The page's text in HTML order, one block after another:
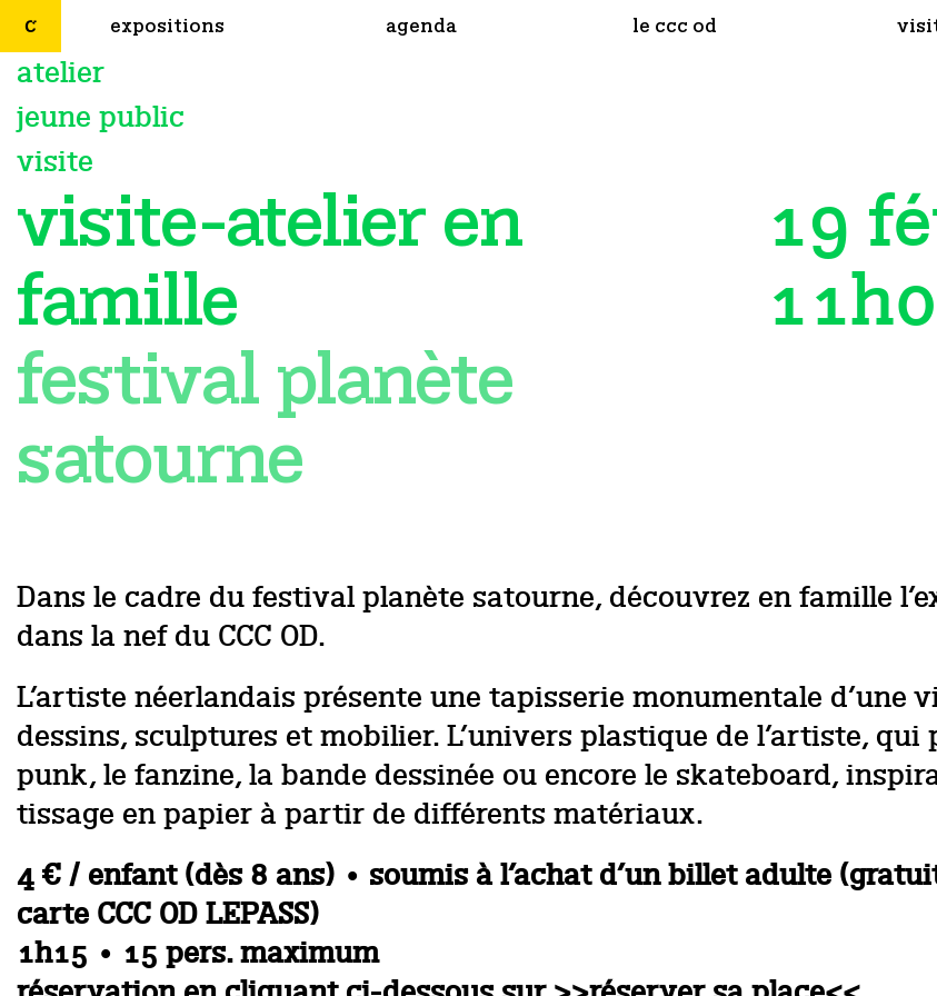
expositions agenda le ccc od
atelier
jeune public
visite
visite-atelier en
famille
festival planète
satourne
19
Dans le cadre du festival planète satourne, découvrez en famille
dans la nef du CCC OD.
L’artiste néerlandais présente une tapisserie monumentale d’une
dessins, sculptures et mobilier. L’univers plastique de l’artiste,
punk, le fanzine, la bande dessinée ou encore le skateboard,
tissage en papier à partir de différents matériaux.
4 € / enfant (dès 8 ans) • soumis à l’achat d’un billet adulte
carte CCC OD LEPASS)
1h15 • 15 pers. maximum